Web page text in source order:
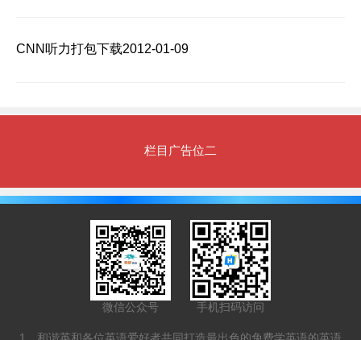
CNN听力打包下载2012-01-09
栏目广告位二
微信公众号 手机扫码访问